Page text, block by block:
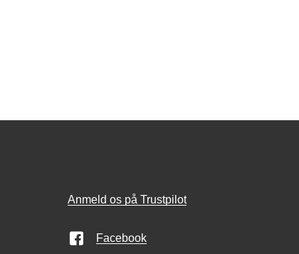
Anmeld os på Trustpilot
Facebook